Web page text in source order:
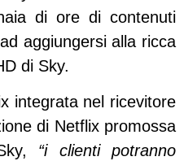
di ore di contenuti
aggiungersi alla ricca
di Sky.
integrata nel ricevitore
di Netflix promossa
“i clienti potranno